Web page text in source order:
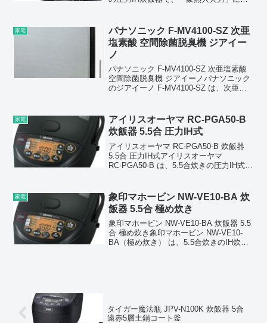
し前に 1.3気圧の高...
家電
パナソニック F-MV4100-SZ 次亜
塩素酸 空間除菌脱臭機 ジアイー
ノ
パナソニック F-MV4100-SZ 次亜塩素酸
空間除菌脱臭機 ジアイーノパナソニック
のジアイーノ F‑MV4100‑SZ は、次亜塩
す。水道水と塩タブレットを使...
家電
アイリスオーヤマ RC-PGA50-B
炊飯器 5.5合 圧力IH式
アイリスオーヤマ RC-PGA50-B 炊飯器
5.5合 圧力IH式アイリスオーヤマ
RC‑PGA50‑B は、5.5合炊きの圧力IH式炊
で加熱することで、米の芯まで熱...
家電
象印マホービン NW-VE10-BA 炊
飯器 5.5合 極め炊き
象印マホービン NW-VE10-BA 炊飯器 5.5
合 極め炊き象印マホービン NW-VE10-
BA（極め炊き） は、5.5合炊きのIH炊飯
タイガー魔法瓶 JPV-N100K 炊飯器 5合
遠赤5層土鍋コート釜